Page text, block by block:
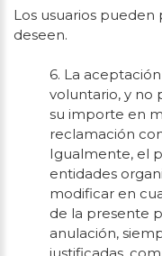
Los usuarios
deseen.
6. La
voluntario, y no
su importe en
reclamación
Igualmente, el
entidades
modificar en
de la presente
anulación,